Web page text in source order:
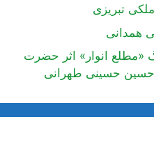
تبریزی
همدانی
«مطلع انوار» اثر حضرت
حسینی طهرانی